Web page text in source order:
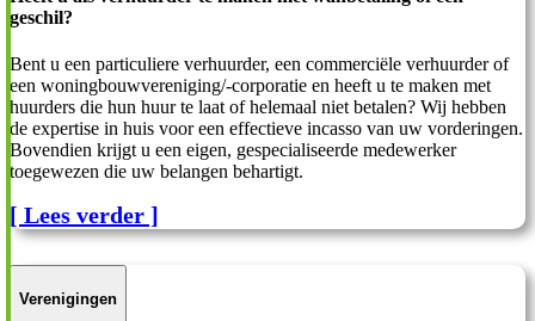
geschil?
Bent u een particuliere verhuurder, een commerciële verhuurder of
een woningbouwvereniging/-corporatie en heeft u te maken met
huurders die hun huur te laat of helemaal niet betalen? Wij hebben
de expertise in huis voor een effectieve incasso van uw vorderingen.
Bovendien krijgt u een eigen, gespecialiseerde medewerker
toegewezen die uw belangen behartigt.
[ Lees verder ]
Verenigingen